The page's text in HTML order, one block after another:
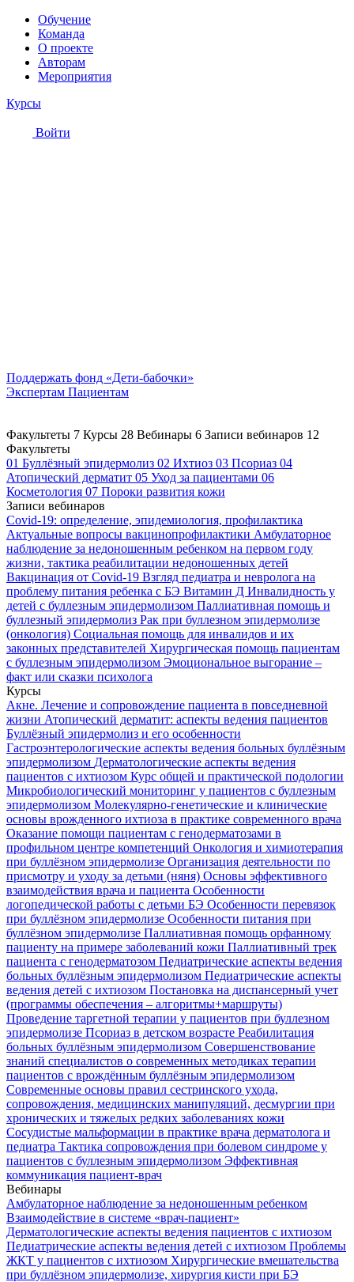
Обучение
Команда
О проекте
Авторам
Мероприятия
Курсы
Войти
Поддержать фонд «Дети-бабочки»
Экспертам Пациентам
Факультеты 7 Курсы 28 Вебинары 6 Записи вебинаров 12
Факультеты
01 Буллёзный эпидермолиз 02 Ихтиоз 03 Псориаз 04
Атопический дерматит 05 Уход за пациентами 06
Косметология 07 Пороки развития кожи
Записи вебинаров
Covid-19: определение, эпидемиология, профилактика
Актуальные вопросы вакцинопрофилактики Амбулаторное
наблюдение за недоношенным ребенком на первом году
жизни, тактика реабилитации недоношенных детей
Вакцинация от Covid-19 Взгляд педиатра и невролога на
проблему питания ребенка с БЭ Витамин Д Инвалидность у
детей с буллезным эпидермолизом Паллиативная помощь и
буллезный эпидермолиз Рак при буллезном эпидермолизе
(онкология) Социальная помощь для инвалидов и их
законных представителей Хирургическая помощь пациентам
с буллезным эпидермолизом Эмоциональное выгорание –
факт или сказки психолога
Курсы
Акне. Лечение и сопровождение пациента в повседневной
жизни Атопический дерматит: аспекты ведения пациентов
Буллёзный эпидермолиз и его особенности
Гастроэнтерологические аспекты ведения больных буллёзным
эпидермолизом Дерматологические аспекты ведения
пациентов с ихтиозом Курс общей и практической подологии
Микробиологический мониторинг у пациентов с буллезным
эпидермолизом Молекулярно-генетические и клинические
основы врожденного ихтиоза в практике современного врача
Оказание помощи пациентам с генодерматозами в
профильном центре компетенций Онкология и химиотерапия
при буллёзном эпидермолизе Организация деятельности по
присмотру и уходу за детьми (няня) Основы эффективного
взаимодействия врача и пациента Особенности
логопедической работы с детьми БЭ Особенности перевязок
при буллёзном эпидермолизе Особенности питания при
буллёзном эпидермолизе Паллиативная помощь орфанному
пациенту на примере заболеваний кожи Паллиативный трек
пациента с генодерматозом Педиатрические аспекты ведения
больных буллёзным эпидермолизом Педиатрические аспекты
ведения детей с ихтиозом Постановка на диспансерный учет
(программы обеспечения – алгоритмы+маршруты)
Проведение таргетной терапии у пациентов при буллезном
эпидермолизе Псориаз в детском возрасте Реабилитация
больных буллёзным эпидермолизом Совершенствование
знаний специалистов о современных методиках терапии
пациентов с врождённым буллёзным эпидермолизом
Современные основы правил сестринского ухода,
сопровождения, медицинских манипуляций, десмургии при
хронических и тяжелых редких заболеваниях кожи
Сосудистые мальформации в практике врача дерматолога и
педиатра Тактика сопровождения при болевом синдроме у
пациентов с буллезным эпидермолизом Эффективная
коммуникация пациент-врач
Вебинары
Амбулаторное наблюдение за недоношенным ребенком
Взаимодействие в системе «врач-пациент»
Дерматологические аспекты ведения пациентов с ихтиозом
Педиатрические аспекты ведения детей с ихтиозом Проблемы
ЖКТ у пациентов с ихтиозом Хирургические вмешательства
при буллёзном эпидермолизе, хирургия кисти при БЭ